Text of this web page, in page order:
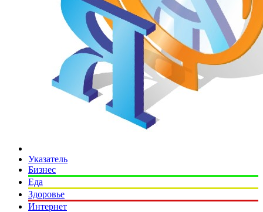
Указатель
Бизнес
Еда
Здоровье
Интернет